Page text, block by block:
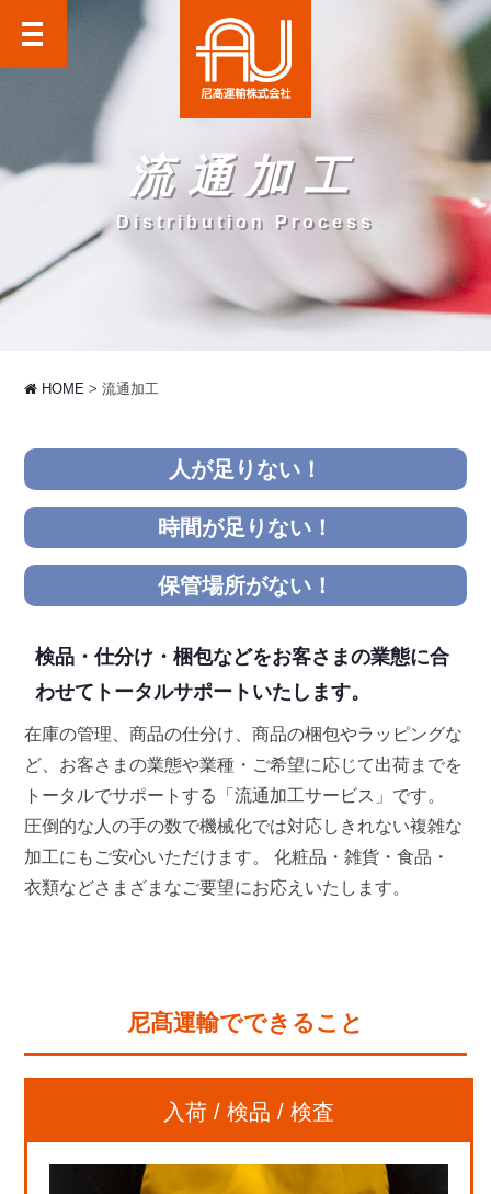
尼高運輸株式会社
流通加工
Distribution Process
HOME 流通加工
人が足りない！
時間が足りない！
保管場所がない！
検品・仕分け・梱包などをお客さまの業態に合
わせてトータルサポートいたします。
在庫の管理、商品の仕分け、商品の梱包やラッピングな
ど、お客さまの業態や業種・ご希望に応じて出荷までを
トータルでサポートする「流通加工サービス」です。
圧倒的な人の手の数で機械化では対応しきれない複雑な
加工にもご安心いただけます。 化粧品・雑貨・食品・
衣類などさまざまなご要望にお応えいたします。
尼髙運輸でできること
入荷 / 検品 / 検査